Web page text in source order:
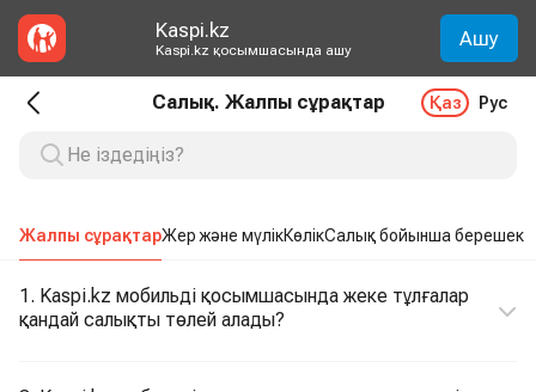
Kaspi.kz
Kaspi.kz қосымшасында ашу Ашу
Салық. Жалпы сұрақтар Қаз Рус
Жалпы сұрақтарЖер және мүлікКөлікСалық бойынша берешек
1. Kaspi.kz мобильді қосымшасында жеке тұлғалар
қандай салықты төлей алады?